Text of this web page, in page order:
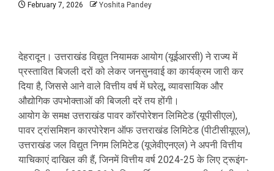
February 7, 2026 Yoshita Pandey
देहरादून। उत्तराखंड विद्युत नियामक आयोग (यूईआरसी) ने राज्य में
प्रस्तावित बिजली दरों को लेकर जनसुनवाई का कार्यक्रम जारी कर
दिया है, जिससे आने वाले वित्तीय वर्ष में घरेलू, व्यावसायिक और
औद्योगिक उपभोक्ताओं की बिजली दरें तय होंगी।
आयोग के समक्ष उत्तराखंड पावर कॉरपोरेशन लिमिटेड (यूपीसीएल),
पावर ट्रांसमिशन कारपोरेशन ऑफ उत्तराखंड लिमिटेड (पीटीसीयूएल),
उत्तराखंड जल विद्युत निगम लिमिटेड (यूजेवीएनएल) ने अपनी वित्तीय
याचिकाएं दाखिल की हैं, जिनमें वित्तीय वर्ष 2024-25 के लिए ट्रूइंग-